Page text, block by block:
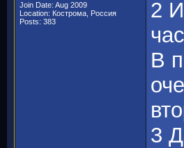
Join Date: Aug 2009
Location: Кострома, Россия
Posts: 383
2
В
3